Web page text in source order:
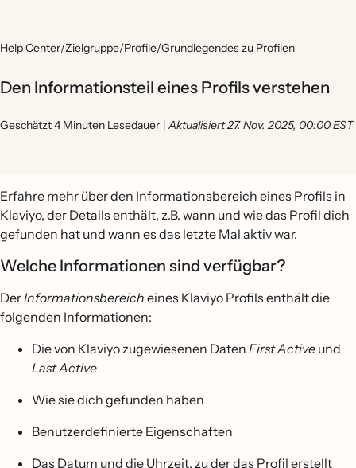
Help Center/Zielgruppe/Profile/Grundlegendes zu Profilen
Den Informationsteil eines Profils verstehen
Geschätzt 4 Minuten Lesedauer | Aktualisiert 27. Nov. 2025, 00:00 EST
Erfahre mehr über den Informationsbereich eines Profils in
Klaviyo, der Details enthält, z.B. wann und wie das Profil dich
gefunden hat und wann es das letzte Mal aktiv war.
Welche Informationen sind verfügbar?
DerInformationsbereich eines Klaviyo Profils enthält die
folgenden Informationen:
Die von Klaviyo zugewiesenen Daten First Active und
Last Active
Wie sie dich gefunden haben
Benutzerdefinierte Eigenschaften
Das Datum und die Uhrzeit, zu der das Profil erstellt